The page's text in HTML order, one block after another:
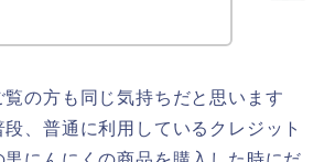
の方も同じ気持ちだと思います
、普通に利用しているクレジット